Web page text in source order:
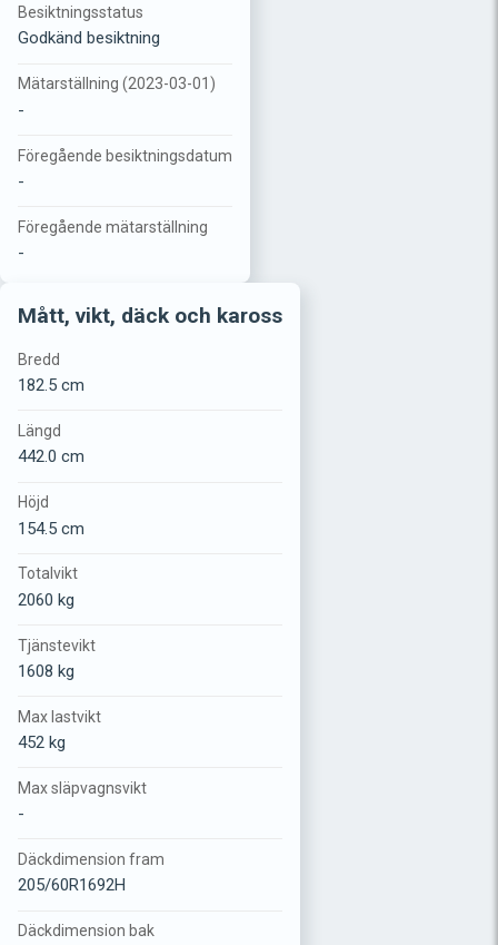
Besiktningsstatus
Godkänd besiktning
Mätarställning (2023-03-01)
-
Föregående besiktningsdatum
-
Föregående mätarställning
-
Mått, vikt, däck och kaross
Bredd
182.5 cm
Längd
442.0 cm
Höjd
154.5 cm
Totalvikt
2060 kg
Tjänstevikt
1608 kg
Max lastvikt
452 kg
Max släpvagnsvikt
-
Däckdimension fram
205/60R1692H
Däckdimension bak